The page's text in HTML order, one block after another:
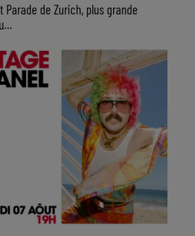
Parade de Zurich, plus grande